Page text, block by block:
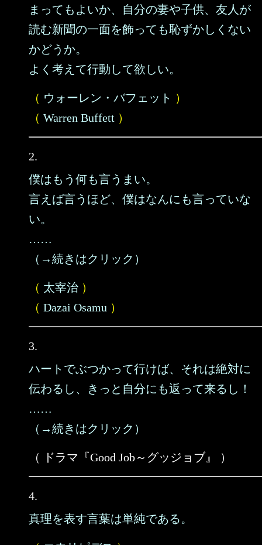
まってもよいか、自分の妻や子供、友人が
読む新聞の一面を飾っても恥ずかしくない
かどうか。
よく考えて行動して欲しい。
（ ウォーレン・バフェット ）
（ Warren Buffett ）
2.
僕はもう何も言うまい。
言えば言うほど、僕はなんにも言っていな
い。
……
（→続きはクリック）
（ 太宰治 ）
（ Dazai Osamu ）
3.
ハートでぶつかって行けば、それは絶対に
伝わるし、きっと自分にも返って来るし！
……
（→続きはクリック）
（ ドラマ『Good Job～グッジョブ』 ）
4.
真理を表す言葉は単純である。